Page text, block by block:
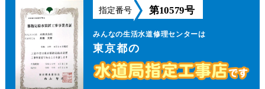
指定番号 第10579号
みんなの生活水道修理センターは
東京都の